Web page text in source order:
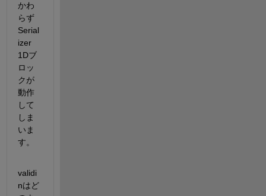
かわ
らず
Serial
izer
1Dブ
ロッ
クが
動作
して
しま
いま
す。
validi
nはど